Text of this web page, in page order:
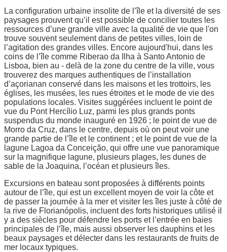
La configuration urbaine insolite de l’île et la diversité de ses
paysages prouvent qu’il est possible de concilier toutes les
ressources d’une grande ville avec la qualité de vie que l'on
trouve souvent seulement dans de petites villes, loin de
l’agitation des grandes villes. Encore aujourd'hui, dans les
coins de l’île comme Riberao da Ilha à Santo Antonio de
Lisboa, bien au - delà de la zone du centre de la ville, vous
trouverez des marques authentiques de l’installation
d’açorianan conservé dans les maisons et les trottoirs, les
églises, les musées, les rues étroites et le mode de vie des
populations locales. Visites suggérées incluent le point de
vue du Pont Hercílio Luz, parmi les plus grands ponts
suspendus du monde inauguré en 1926 ; le point de vue de
Morro da Cruz, dans le centre, depuis où on peut voir une
grande partie de l’île et le continent ; et le point de vue de la
lagune Lagoa da Conceição, qui offre une vue panoramique
sur la magnifique lagune, plusieurs plages, les dunes de
sable de la Joaquina, l’océan et plusieurs îles.
Excursions en bateau sont proposées à différents points
autour de l’île, qui est un excellent moyen de voir la côte et
de passer la journée à la mer et visiter les îles juste à côté de
la rive de Florianópolis, incluent des forts historiques utilisé il
y a des siècles pour défendre les ports et l’entrée en baies
principales de l’île, mais aussi observer les dauphins et les
beaux paysages et délecter dans les restaurants de fruits de
mer locaux typiques.